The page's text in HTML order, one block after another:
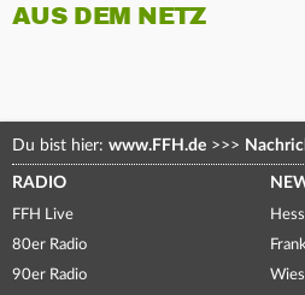
AUS DEM NETZ
Du bist hier: www.FFH.de >>>
RADIO
FFH Live
80er Radio
90er Radio